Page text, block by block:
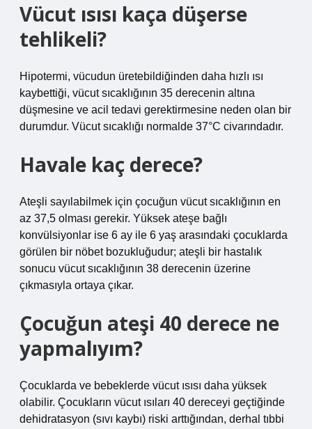
Vücut ısısı kaça düşerse
tehlikeli?
Hipotermi, vücudun üretebildiğinden daha hızlı ısı
kaybettiği, vücut sıcaklığının 35 derecenin altına
düşmesine ve acil tedavi gerektirmesine neden olan bir
durumdur. Vücut sıcaklığı normalde 37°C civarındadır.
Havale kaç derece?
Ateşli sayılabilmek için çocuğun vücut sıcaklığının en
az 37,5 olması gerekir. Yüksek ateşe bağlı
konvülsiyonlar ise 6 ay ile 6 yaş arasındaki çocuklarda
görülen bir nöbet bozukluğudur; ateşli bir hastalık
sonucu vücut sıcaklığının 38 derecenin üzerine
çıkmasıyla ortaya çıkar.
Çocuğun ateşi 40 derece ne
yapmalıyım?
Çocuklarda ve bebeklerde vücut ısısı daha yüksek
olabilir. Çocukların vücut ısıları 40 dereceyi geçtiğinde
dehidratasyon (sıvı kaybı) riski arttığından, derhal tıbbi